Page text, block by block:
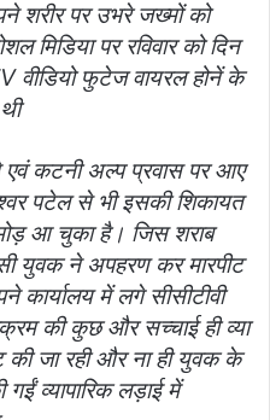
शरीर पर उभरे जख्मों को
मिडिया पर रविवार को दिन
वीडियो फुटेज वायरल होनें के
कटनी अल्प प्रवास पर आए
पटेल से भी इसकी शिकायत
आ चुका है। जिस शराब
युवक ने अपहरण कर मारपीट
में लगे सीसीटीवी
की कुछ और सच्चाई ही व्या
की जा रही और ना ही युवक के
गईंव्यापारिक लड़ाई में